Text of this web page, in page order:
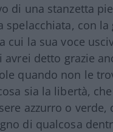
di una stanzetta
spelacchiata, con
cui la sua voce
avrei detto grazie
quando non le
sia la libertà,
azzurro o verde,
di qualcosa